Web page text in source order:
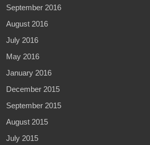
September 2016
August 2016
July 2016
May 2016
January 2016
December 2015
September 2015
August 2015
July 2015